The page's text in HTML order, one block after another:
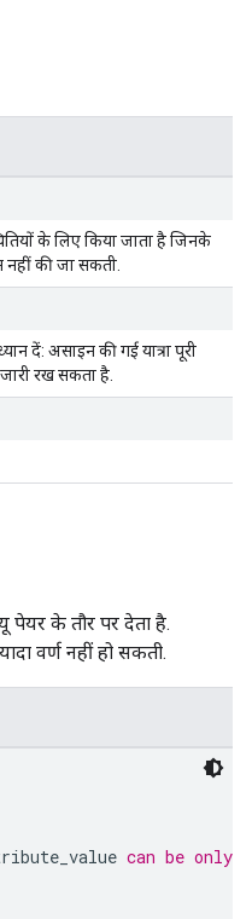
के लिए किया जाता है जिनके
नहीं की जा सकती.
दें: असाइन की गई यात्रा पूरी
रख सकता है.
पेयर के तौर पर देता है.
वर्ण नहीं हो सकती.
can be only